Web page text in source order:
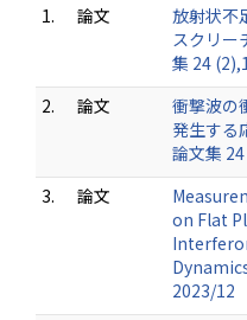
1.
論文
放射状不
スクリー
集 24
2.
論文
衝撃波の
発生する
論文集
3.
論文
on Flat
2023/12